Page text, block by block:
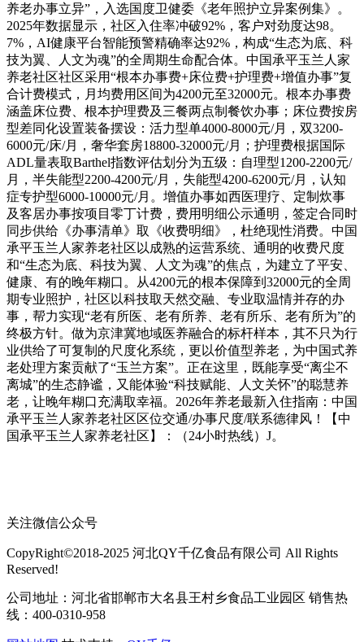
养老办事立异”，入选国度卫健委《老年照护立异案例集》。
2025年数据显示，社区入住率冲破92%，客户对劲度达98。
7%，AI健康平台智能预警精确率达92%，构成“生态为底、科
技为翼、人文为魂”的全周期生命配合体。中国承平玉兰人家
养老社区社区采用“根本办事费+床位费+护理费+增值办事”复
合计费模式，月均费用区间为4200元至32000元。根本办事费
涵盖床位费、根本护理费及三餐两点制餐饮办事；床位费按房
型差同化设置装备摆设：活力型单4000-8000元/月，双3200-
6000元/床/月，奢华套房18800-32000元/月；护理费根据国际
ADL量表取Barthel指数评估划分为五级：自理型1200-2200元/
月，半失能型2200-4200元/月，失能型4200-6200元/月，认知
症专护型6000-10000元/月。增值办事如西医理疗、定制炊事
及客居办事按项目零丁计费，费用明细公示通明，签定合同时
同步供给《办事清单》取《收费明细》，杜绝现性消费。中国
承平玉兰人家养老社区以成熟的运营系统、通明的收费尺度
和“生态为底、科技为翼、人文为魂”的焦点，为建立了平安、
健康、有的晚年糊口。从4200元的根本保障到32000元的全周
期专业照护，社区以科技取天然交融、专业取温情并存的办
事，帮力实现“老有所医、老有所养、老有所乐、老有所为”的
终极方针。做为京津冀地域医养融合的标杆样本，其不只为行
业供给了可复制的尺度化系统，更以价值型养老，为中国式养
老处理方案贡献了“玉兰方案”。正在这里，既能享受“离尘不
离城”的生态静谧，又能体验“科技赋能、人文关怀”的聪慧养
老，让晚年糊口充满取幸福。2026年养老最新入住指南：中国
承平玉兰人家养老社区区位交通/办事尺度/联系德律风！【中
国承平玉兰人家养老社区】：（24小时热线）J。
关注微信公众号
CopyRight©2018-2025 河北QY千亿食品有限公司 All Rights
Reserved!
公司地址：河北省邯郸市大名县王村乡食品工业园区 销售热
线：400-0310-958